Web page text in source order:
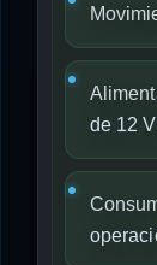
de 12